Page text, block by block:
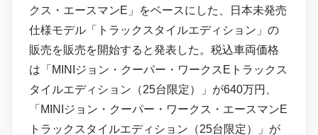
クス・エースマンE」をベースにした、日本未発売
仕様モデル「トラックスタイルエディション」の
販売を販売を開始すると発表した。税込車両価格
は「MINIジョン・クーパー・ワークスEトラックス
タイルエディション（25台限定）」が640万円、
「MINIジョン・クーパー・ワークス・エースマンE
トラックスタイルエディション（25台限定）」が